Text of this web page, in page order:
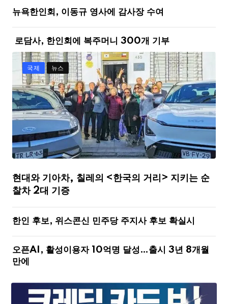
뉴욕한인회, 이동규 영사에 감사장 수여
로담사, 한인회에 복주머니 300개 기부
국제 뉴스
현대와 기아차, 칠레의 <한국의 거리> 지키는 순
찰차 2대 기증
한인 후보, 위스콘신 민주당 주지사 후보 확실시
오픈AI, 활성이용자 10억명 달성…출시 3년 8개월
만에